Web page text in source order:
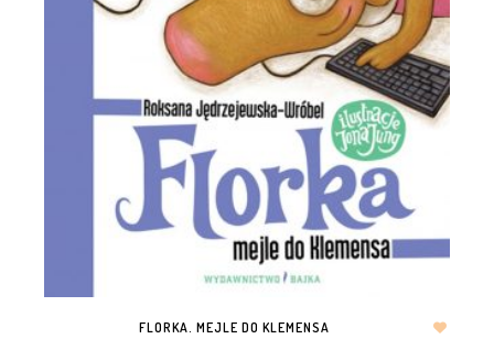
FLORKA. MEJLE DO KLEMENSA